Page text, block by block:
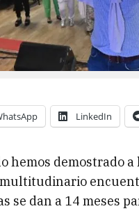
LinkedIn
hemos demostrado
se dan a 14 meses